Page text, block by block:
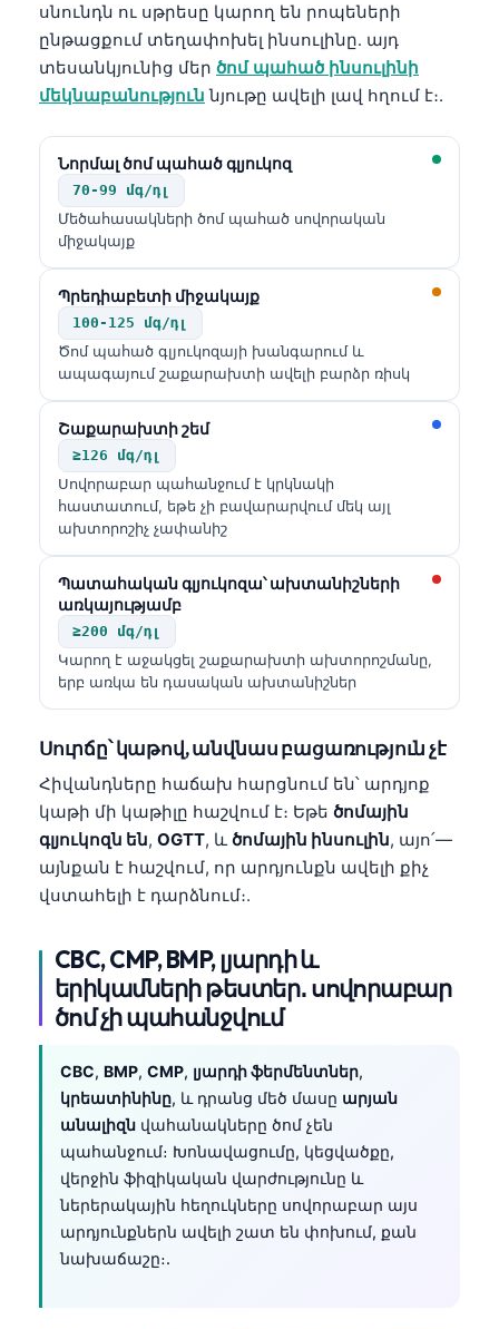
սնունդն ու սթրեսը կարող են րոպեների
ընթացքում տեղափոխել ինսուլինը․ այդ
տեսանկյունից մեր ծոմ պահած ինսուլինի
մեկնաբանություն նյութը ավելի լավ հղում է։.
Նորմալ ծոմ պահած գլյուկոզ
70-99 մգ/դլ
Մեծահասակների ծոմ պահած սովորական
միջակայք
Պրեդիաբետի միջակայք
100-125 մգ/դլ
Ծոմ պահած գլյուկոզայի խանգարում և
ապագայում շաքարախտի ավելի բարձր ռիսկ
Շաքարախտի շեմ
≥126 մգ/դլ
Սովորաբար պահանջում է կրկնակի
հաստատում, եթե չի բավարարվում մեկ այլ
ախտորոշիչ չափանիշ
Պատահական գլյուկոզա՝ ախտանիշների
առկայությամբ
≥200 մգ/դլ
Կարող է աջակցել շաքարախտի ախտորոշմանը,
երբ առկա են դասական ախտանիշներ
Սուրճը՝ կաթով, անվնաս բացառություն չէ
Հիվանդները հաճախ հարցնում են՝ արդյոք
կաթի մի կաթիլը հաշվում է։ Եթե ծոմային
գլյուկոզն են, OGTT, ևծոմային ինսուլին, այո՛—
այնքան է հաշվում, որ արդյունքն ավելի քիչ
վստահելի է դարձնում։.
CBC, CMP, BMP, լյարդի և
երիկամների թեստեր․ սովորաբար
ծոմ չի պահանջվում
CBC, BMP, CMP, լյարդի ֆերմենտներ,
կրեատինինը, և դրանց մեծ մասը արյան
անալիզն վահանակները ծոմ չեն
պահանջում։ Խոնավացումը, կեցվածքը,
վերջին ֆիզիկական վարժությունը և
ներերակային հեղուկները սովորաբար այս
արդյունքներն ավելի շատ են փոխում, քան
նախաճաշը։.
اردو
मराठी
తెలుగు
தமிழ்
ગુજરાતી
ಕನ್ನಡ
Bahasa Melayu
Tiếng Việt
ไทย
ဗမာစာ
ភាសាខ្មែរ
Kiswahili
አማርኛ
O‘zbekcha
Català
Қазақ тілі
Suomi
Hrvatski
Slovenčina
كوردی‎
پښتو
سنڌي
සිංහල
অসমীয়া
Latviešu valoda
Македонски јазик
Euskara
Occitan
العربية المغربية
Afrikaans